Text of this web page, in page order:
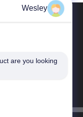
هاتف：86-0571-88303726
Wesley
are you looking